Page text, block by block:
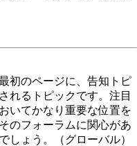
初のページに、告知トピ
れるトピックです。注目
いてかなり重要な位置を
のフォーラムに関心があ
しょう。（グローバル）